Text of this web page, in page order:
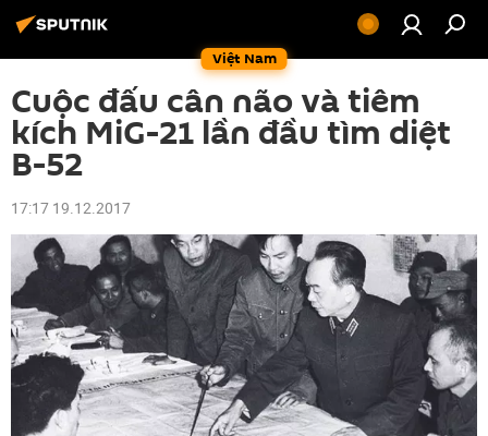
Việt Nam
Cuộc đấu cân não và tiêm
kích MiG-21 lần đầu tìm diệt
B-52
17:17 19.12.2017